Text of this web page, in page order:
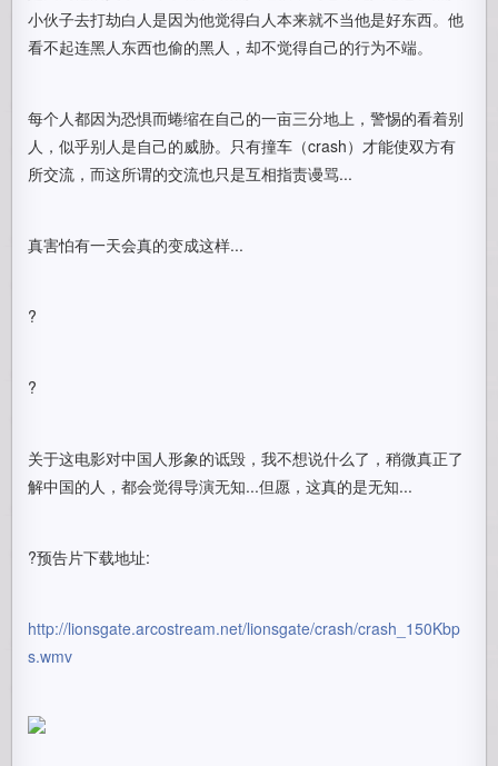
小伙子去打劫白人是因为他觉得白人本来就不当他是好东西。他
看不起连黑人东西也偷的黑人，却不觉得自己的行为不端。
每个人都因为恐惧而蜷缩在自己的一亩三分地上，警惕的看着别
人，似乎别人是自己的威胁。只有撞车（crash）才能使双方有
所交流，而这所谓的交流也只是互相指责谩骂...
真害怕有一天会真的变成这样...
?
?
关于这电影对中国人形象的诋毁，我不想说什么了，稍微真正了
解中国的人，都会觉得导演无知...但愿，这真的是无知...
?预告片下载地址:
http://lionsgate.arcostream.net/lionsgate/crash/crash_150Kbp
s.wmv